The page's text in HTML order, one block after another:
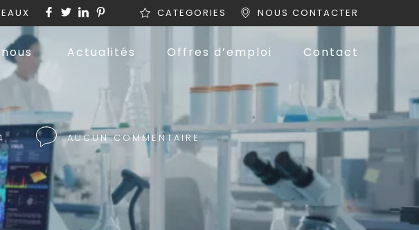
NOUS CONTACTER
CATEGORIES
Actualités Offres d’emploi Contact
AUCUN COMMENTAIRE